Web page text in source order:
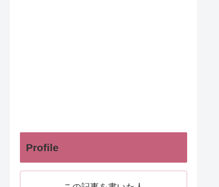
Profile